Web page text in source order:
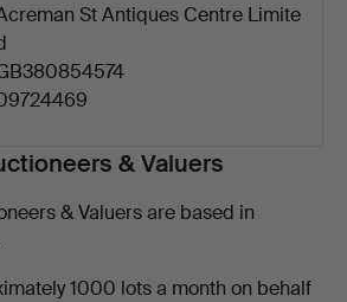
St Antiques Centre Limite
& Valuers
& Valuers are based in
1000 lots a month on behalf